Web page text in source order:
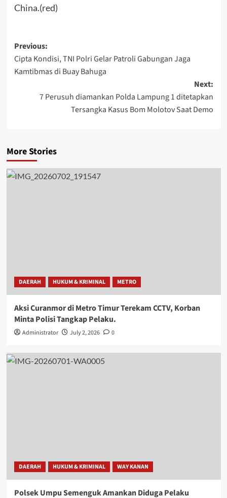
China.(red)
Post
navigation
Previous:
Cipta Kondisi, TNI Polri Gelar Patroli Gabungan Jaga
Kamtibmas di Buay Bahuga
Next:
7 Perusuh diamankan Polda Lampung 1 ditetapkan
Tersangka Kasus Bom Molotov Saat Demo
More Stories
DAERAH HUKUM & KRIMINAL METRO
Aksi Curanmor di Metro Timur Terekam CCTV, Korban
Minta Polisi Tangkap Pelaku.
Administrator July 2, 2026 0
DAERAH HUKUM & KRIMINAL WAY KANAN
Polsek Umpu Semenguk Amankan Diduga Pelaku